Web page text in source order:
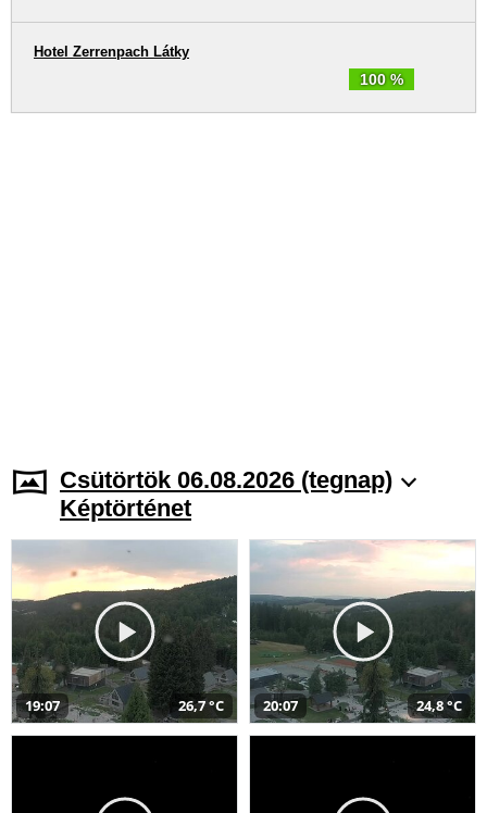
100 %
Hotel Zerrenpach Látky
Csütörtök 06.08.2026 (tegnap)
Képtörténet
19:07 26,7 °C 20:07 24,8 °C